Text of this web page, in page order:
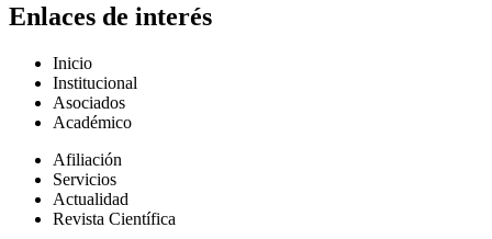
Enlaces de interés
Inicio
Institucional
Asociados
Académico
Afiliación
Servicios
Actualidad
Revista Científica